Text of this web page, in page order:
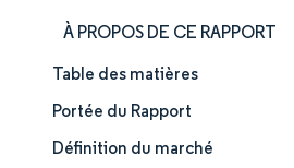
À PROPOS DE CE RAPPORT
Taille et part de marché
Analyse du marché
Table des matières
Portée du Rapport
Définition du marché